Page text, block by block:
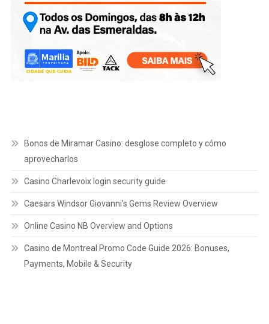
Bonos de Miramar Casino: desglose completo y cómo
aprovecharlos
Casino Charlevoix login security guide
Caesars Windsor Giovanni’s Gems Review Overview
Online Casino NB Overview and Options
Casino de Montreal Promo Code Guide 2026: Bonuses,
Payments, Mobile & Security